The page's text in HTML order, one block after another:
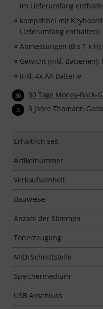
im Lieferumfang
kompatibel mit
Lieferumfang enthalten)
Abmessungen (B x T x
Gewicht (inkl. Batterien):
inkl. 4x AA Batterie
30 30 Tage Money-Back-
3 3 Jahre Thomann
Erhältlich seit
Artikelnummer
Verkaufseinheit
Bauweise
Anzahl der Stimmen
Tonerzeugung
MIDI Schnittstelle
Speichermedium
USB Anschluss